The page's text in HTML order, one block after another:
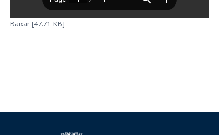
Baixar [47.71 KB]